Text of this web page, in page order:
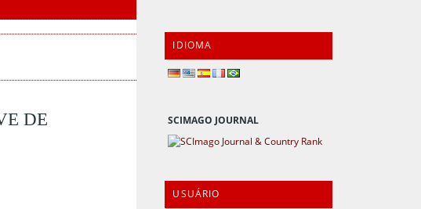
IDIOMA
SCIMAGO JOURNAL
USUÁRIO
DE